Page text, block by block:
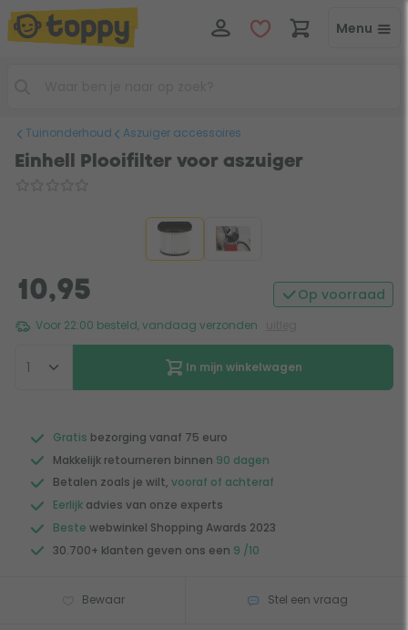
Menu
Tuinonderhoud Aszuiger accessoires
Einhell Plooifilter voor aszuiger
10,95 Op voorraad
Voor 22:00 besteld, vandaag verzonden
In mijn winkelwagen
Gratis bezorging vanaf 75 euro
Makkelijk retourneren binnen 90 dagen
Betalen zoals je wilt, vooraf of achteraf
Eerlijk advies van onze experts
Beste webwinkel Shopping Awards 2023
30.700+ klanten geven ons een 9 /10
Bewaar Stel een vraag